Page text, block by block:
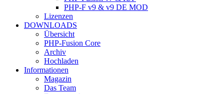
PHP-F v9 & v9 DE MOD
Lizenzen
DOWNLOADS
Übersicht
PHP-Fusion Core
Archiv
Hochladen
Informationen
Magazin
Das Team